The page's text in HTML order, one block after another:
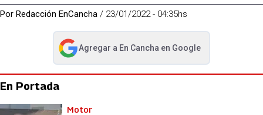
Por Redacción EnCancha / 23/01/2022 - 04:35hs
Agregar a En Cancha en Google
abre en nueva pestaña
En Portada
Motor